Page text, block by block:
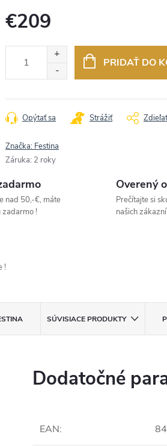
€209
PRIDAŤ DO
Opýtať sa Strážiť Zdieľať
Značka: Festina
Záruka: 2 roky
nad 50,-€, máte
zadarmo !
Overený
Prečítajte si
našich
!
SÚVISIACE PRODUKTY
Dodatočné
EAN: